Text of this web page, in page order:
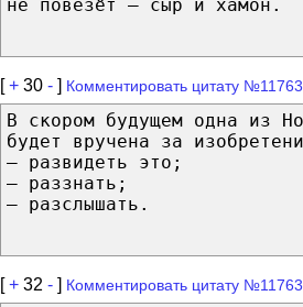
не повезёт — сыр и хамон.
[+ 30 - ] Комментировать цитату
В скором будущем одна из
будет вручена за
— развидеть это;
— раззнать;
– разслышать.
[+ 32 - ] Комментировать цитату